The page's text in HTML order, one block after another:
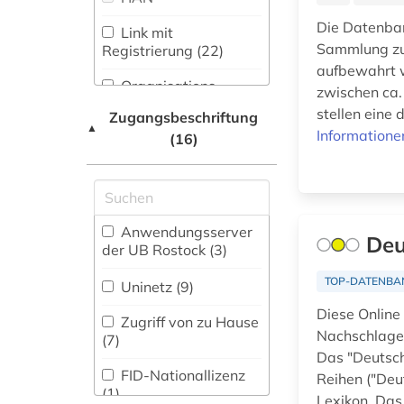
(29)
Natur- und
Umweltschutz (3)
Philosophie (42)
Physik (5)
Politologie (107)
Psychologie (4)
Rechtswissenschaft
(39)
Romanistik (32)
Slavistik (26)
(4)
altertumswissenschaften
(2)
altes buch (3)
altes testament (2)
amerika (11)
amerika + schwarze
(1)
amerikanistik (3)
amsterdam (1)
amtliche publikation
(1)
Link mit
Registrierung (22)
Organisations-
Shibboleth (7)
Zugriff vor Ort
▲
Zugangsbeschriftung
(16)
Anwendungsserver
der UB Rostock (3)
Uninetz (9)
Zugriff von zu Hause
(7)
FID-Nationallizenz
(1)
Die
Sammlung
aufbewahrt
zwischen
stellen eine
TOP-
Diese
Das
Reihen